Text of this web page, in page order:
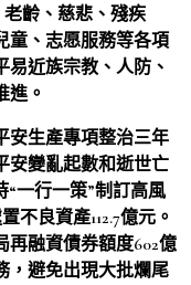
老齡、慈悲、殘疾
童、志愿服務等各項
近族宗教、人防、
進。
安生產專項整治三年
安變亂起數和逝世亡
“一行一策”制訂高風
不良資產112.7億元。
融資債券額度602億
，避免出現大批爛尾